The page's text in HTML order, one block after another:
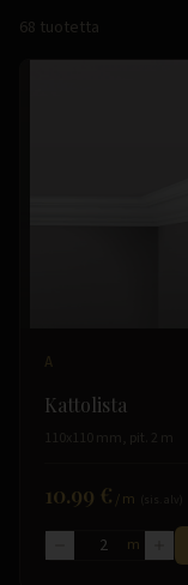
68 tuotetta
A
Kattolista
110x110 mm, pit. 2 m
10.99 € /m
m